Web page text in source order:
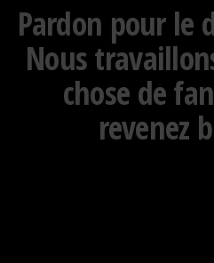
Pardon pour le
Nous
chose de
revenez